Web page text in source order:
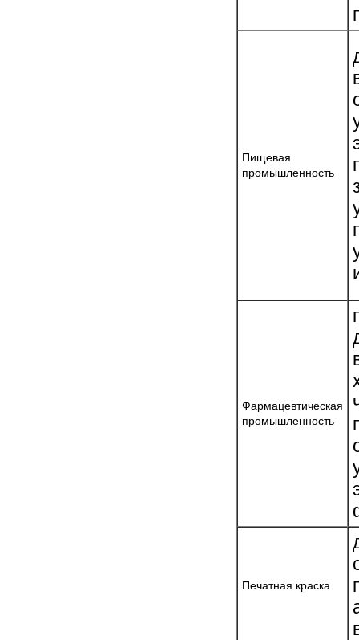
Пищевая
промышленность
Фармацевтическая
промышленность
Печатная краска